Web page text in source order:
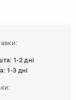
1-2 дні
1-3 дні